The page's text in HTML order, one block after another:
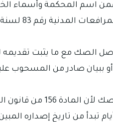
اسم المحكمة وأسماء
أو ببيان صادر من المسحوب
تبدأ من تاريخ إصداره